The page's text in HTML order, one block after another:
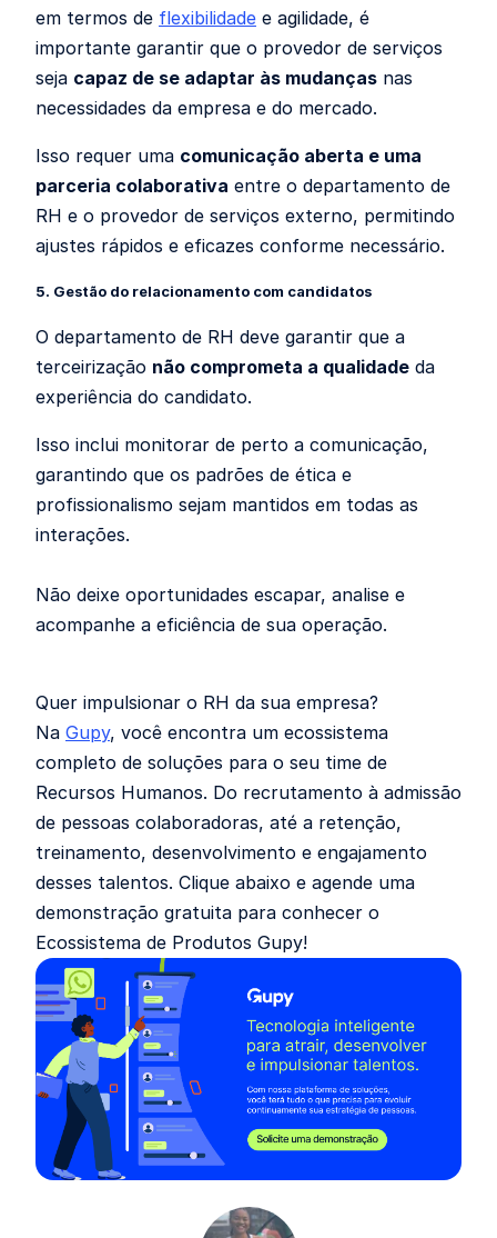
em termos de flexibilidade e agilidade, é
importante garantir que o provedor de serviços
seja capaz de se adaptar às mudanças nas
necessidades da empresa e do mercado.
Isso requer uma comunicação aberta e uma
parceria colaborativa entre o departamento de
RH e o provedor de serviços externo, permitindo
ajustes rápidos e eficazes conforme necessário.
5. Gestão do relacionamento com candidatos
O departamento de RH deve garantir que a
terceirização não comprometa a qualidade da
experiência do candidato.
Isso inclui monitorar de perto a comunicação,
garantindo que os padrões de ética e
profissionalismo sejam mantidos em todas as
interações.
Não deixe oportunidades escapar, analise e
acompanhe a eficiência de sua operação.
Quer impulsionar o RH da sua empresa?
Na Gupy, você encontra um ecossistema
completo de soluções para o seu time de
Recursos Humanos. Do recrutamento à admissão
de pessoas colaboradoras, até a retenção,
treinamento, desenvolvimento e engajamento
desses talentos. Clique abaixo e agende uma
demonstração gratuita para conhecer o
Ecossistema de Produtos Gupy!